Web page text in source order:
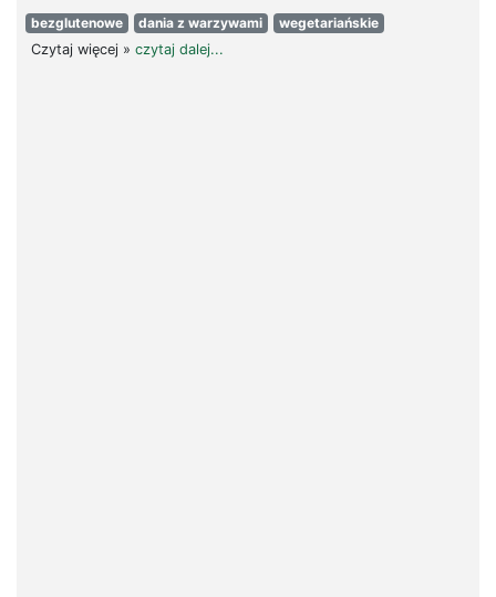
bezglutenowe dania z warzywami
wegetariańskie
Czytaj więcej » czytaj dalej...